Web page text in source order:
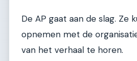
De AP gaat aan de slag. Ze
opnemen met de
van het verhaal te horen.